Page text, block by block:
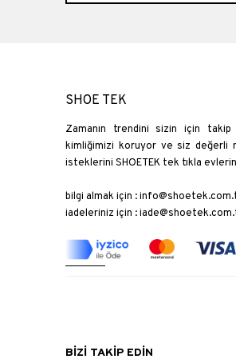
SHOE TEK
Zamanın trendini sizin için
kimliğimizi koruyor ve siz değerli
isteklerini SHOETEK tek tıkla
bilgi almak için :
iadeleriniz için :
BİZİ TAKİP EDİN